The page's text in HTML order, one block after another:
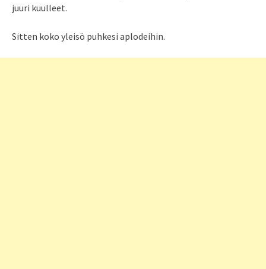
juuri kuulleet.
Sitten koko yleisö puhkesi aplodeihin.